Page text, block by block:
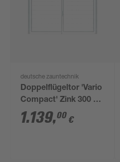
deutsche zauntechnik
Doppelflügeltor 'Vario
Compact' Zink 300 x
180 cm
1.139,00 €